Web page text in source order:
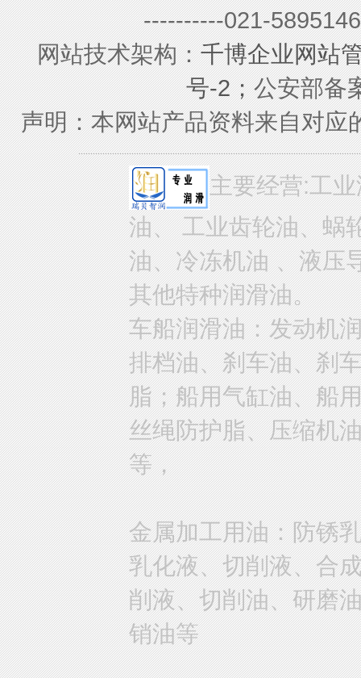
----------021-
网站技术架构：千博企业网站
号-2；公安部备
声明：本网站产品资料来自对
主要经营:工
油、 工业齿轮油、蜗
油、冷冻机油 、液压
其他特种润滑油。
车船润滑油：发动机
排档油、刹车油、刹
脂；船用气缸油、船
丝绳防护脂、压缩机
等，
金属加工用油：防锈
乳化液、切削液、合
削液、切削油、研磨
销油等